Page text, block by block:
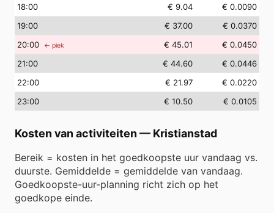
18:00 € 9.04
€ 0.0090
19:00 € 37.00
€ 0.0370
20:00 ← piek € 45.01
€ 0.0450
21:00 € 44.60
€ 0.0446
22:00 € 21.97
€ 0.0220
23:00 € 10.50 € 0.0105
Kosten van activiteiten — Kristianstad
Bereik = kosten in het goedkoopste uur vandaag vs.
duurste. Gemiddelde = gemiddelde van vandaag.
Goedkoopste-uur-planning richt zich op het
goedkope einde.